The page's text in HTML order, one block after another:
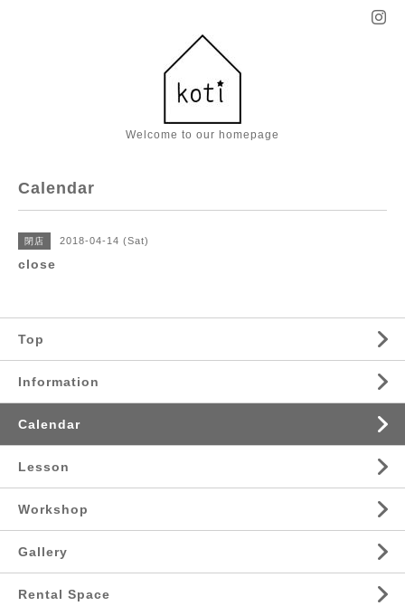
Welcome to our homepage
Calendar
閉店 2018-04-14 (Sat)
close
Top
Information
Calendar
Lesson
Workshop
Gallery
Rental Space